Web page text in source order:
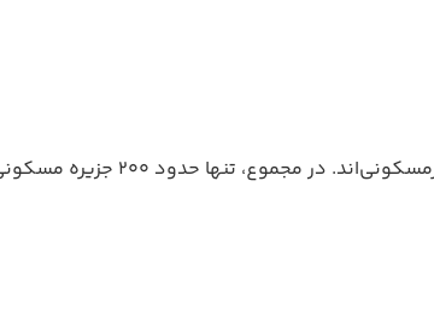
هر آتول شامل چند جزیره